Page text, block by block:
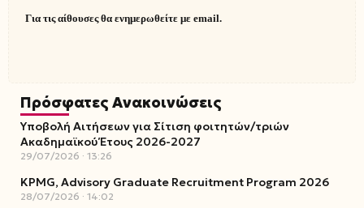
Για τις αίθουσες θα ενημερωθείτε με email.
Πρόσφατες Ανακοινώσεις
Υποβολή Αιτήσεων για Σίτιση φοιτητών/τριών
Ακαδημαϊκού Έτους 2026-2027
29/07/2026 13:26
KPMG, Advisory Graduate Recruitment Program 2026
28/07/2026 14:02